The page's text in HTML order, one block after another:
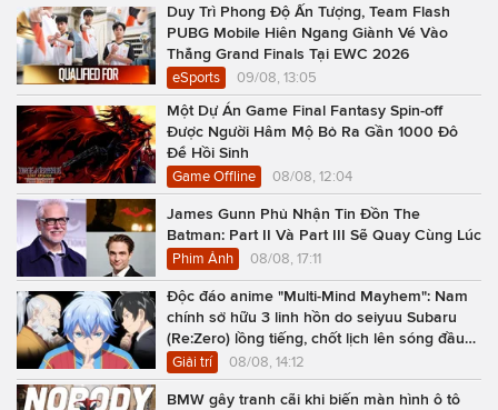
Duy Trì Phong Độ Ấn Tượng, Team Flash
PUBG Mobile Hiên Ngang Giành Vé Vào
Thẳng Grand Finals Tại EWC 2026
eSports 09/08, 13:05
Một Dự Án Game Final Fantasy Spin-off
Được Người Hâm Mộ Bỏ Ra Gần 1000 Đô
Để Hồi Sinh
Game Offline 08/08, 12:04
James Gunn Phủ Nhận Tin Đồn The
Batman: Part II Và Part III Sẽ Quay Cùng Lúc
Phim Ảnh 08/08, 17:11
Độc đáo anime "Multi-Mind Mayhem": Nam
chính sở hữu 3 linh hồn do seiyuu Subaru
(Re:Zero) lồng tiếng, chốt lịch lên sóng đầu
năm 2027
Giải trí 08/08, 14:12
BMW gây tranh cãi khi biến màn hình ô tô